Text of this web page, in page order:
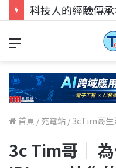
首頁 / 充電站 / 3cTim哥生
3c Tim哥｜